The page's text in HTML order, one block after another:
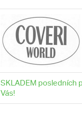
SKLADEM posledních
Vás!